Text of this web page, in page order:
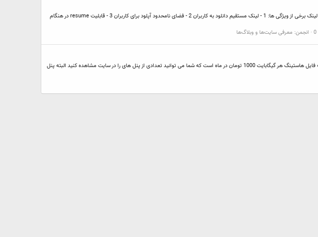
آپلودسنتر قدرتمند اسکای باکس افتتاح شد » آدرس سایت : www.skybox.ir » فرمت های پشتیبان و مقدار حجم آپلود هر فرمت : لینک برخی از ویژگی ها: 1 - لینک مستقیم دانلود به کاربران 2 - فضای نامحدود آپلود برای کاربران 3 - قابلیت resume در هنگام
انجمن: معرفی سایت‌ها و وبلاگ‌ها
سلام دوستان اگر دنبال مکان مناسبی برای فایل هایتان می گردید من فایل هاستینگ آمل هاست را به شما پیشنهاد می کنم تعرفه فایل هاستینگ هر گیگابایت 1000 تومان در ماه است که شما می توانید تعدادی از پنل های را در سایت مشاهده کنید البته پنل